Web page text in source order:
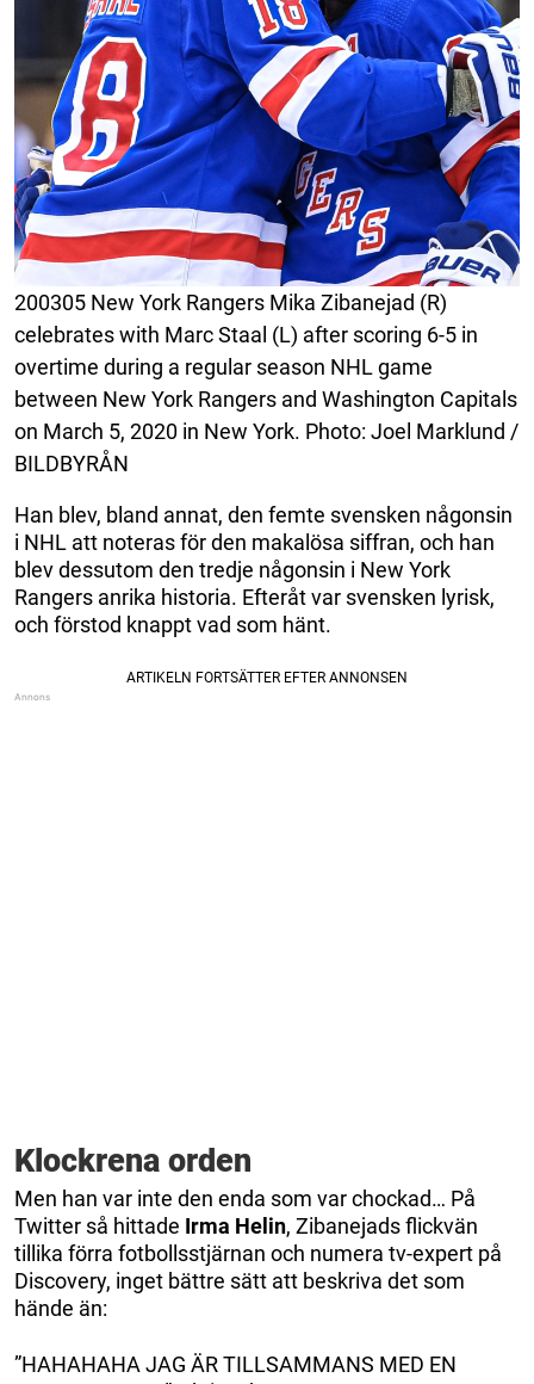
200305 New York Rangers Mika Zibanejad (R)
celebrates with Marc Staal (L) after scoring 6-5 in
overtime during a regular season NHL game
between New York Rangers and Washington Capitals
on March 5, 2020 in New York. Photo: Joel Marklund /
BILDBYRÅN
Han blev, bland annat, den femte svensken någonsin
i NHL att noteras för den makalösa siffran, och han
blev dessutom den tredje någonsin i New York
Rangers anrika historia. Efteråt var svensken lyrisk,
och förstod knappt vad som hänt.
Klockrena orden
Men han var inte den enda som var chockad… På
Twitter så hittade Irma Helin, Zibanejads flickvän
tillika förra fotbollsstjärnan och numera tv-expert på
Discovery, inget bättre sätt att beskriva det som
hände än:
”HAHAHAHA JAG ÄR TILLSAMMANS MED EN